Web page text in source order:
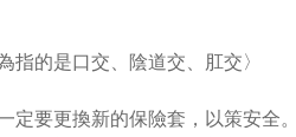
的是口交、陰道交、肛交〉
要更換新的保險套，以策安全。